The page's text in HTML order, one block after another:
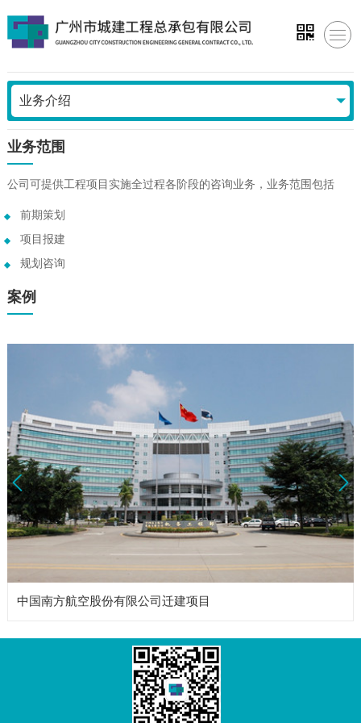
业务介绍
业务范围
公司可提供工程项目实施全过程各阶段的咨询业务，业务范围包括
前期策划
项目报建
规划咨询
案例
中国南方航空股份有限公司迁建项目